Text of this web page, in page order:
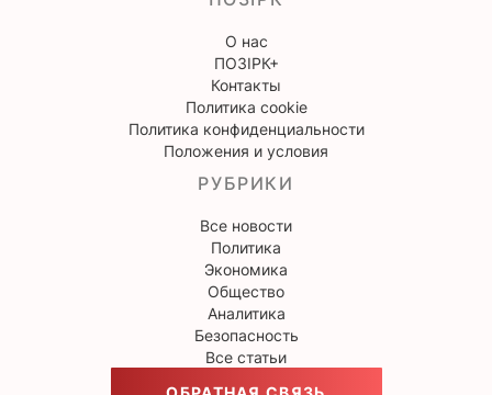
О нас
ПОЗІРК+
Контакты
Политика cookie
Политика конфиденциальности
Положения и условия
РУБРИКИ
Все новости
Политика
Экономика
Общество
Аналитика
Безопасность
Все статьи